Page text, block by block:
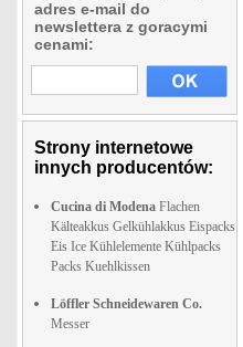
adres e-mail do
newslettera z goracymi
cenami:
Strony internetowe
innych producentów:
Cucina di Modena Flachen
Kälteakkus Gelkühlakkus Eispacks
Eis Ice Kühlelemente Kühlpacks
Packs Kuehlkissen
Löffler Schneidewaren Co.
Messer